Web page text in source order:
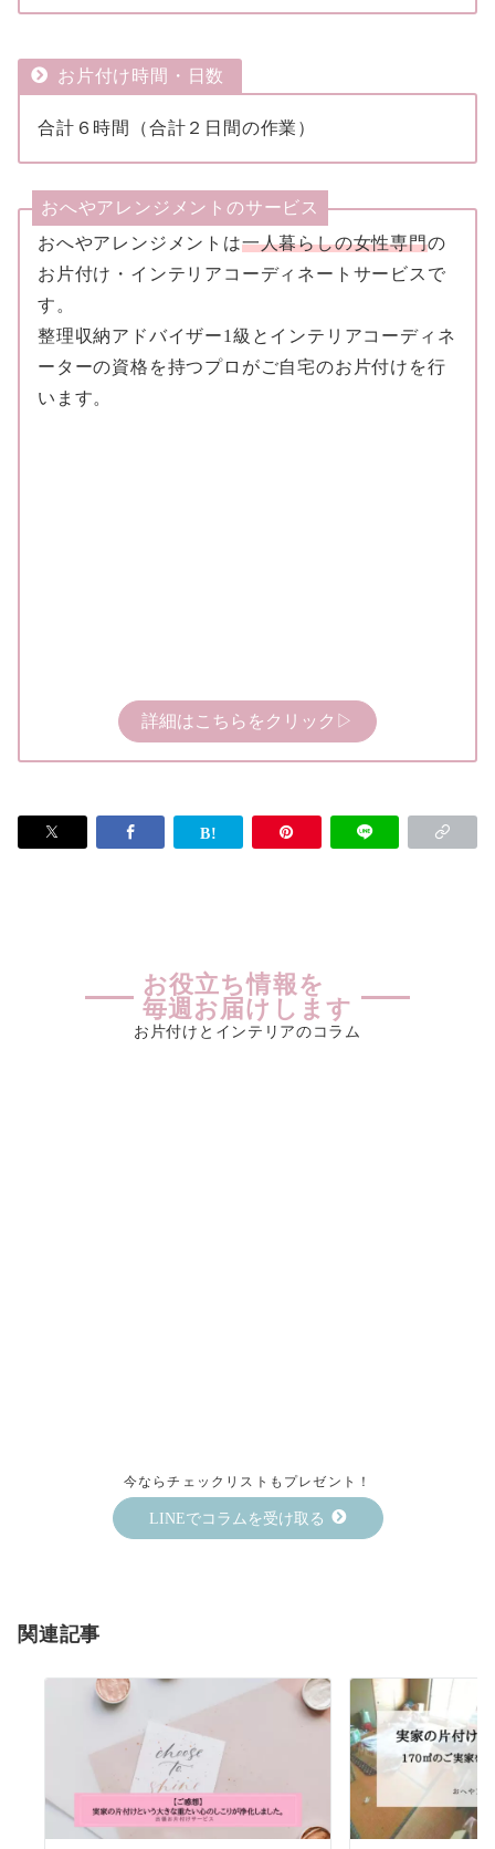
お片付け時間・日数
合計６時間（合計２日間の作業）
おへやアレンジメントのサービス
おへやアレンジメントは一人暮らしの女性専門の
お片付け・インテリアコーディネートサービスで
す。
整理収納アドバイザー1級とインテリアコーディネ
ーターの資格を持つプロがご自宅のお片付けを行
います。
詳細はこちらをクリック▷
お役立ち情報を
毎週お届けします
お片付けとインテリアのコラム
今ならチェックリストもプレゼント！
LINEでコラムを受け取る
関連記事